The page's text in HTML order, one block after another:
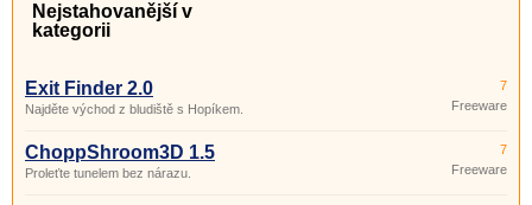
Nejstahovanější v
kategorii
Exit Finder 2.0
Najděte východ z bludiště s Hopíkem.
7
Freeware
ChoppShroom3D 1.5
Proleťte tunelem bez nárazu.
7
Freeware